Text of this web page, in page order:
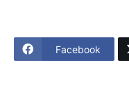
Facebook